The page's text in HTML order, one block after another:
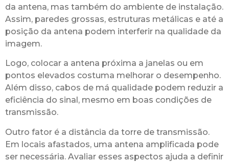
da antena, mas também do ambiente de instalação.
Assim, paredes grossas, estruturas metálicas e até a
posição da antena podem interferir na qualidade da
imagem.
Logo, colocar a antena próxima a janelas ou em
pontos elevados costuma melhorar o desempenho.
Além disso, cabos de má qualidade podem reduzir a
eficiência do sinal, mesmo em boas condições de
transmissão.
Outro fator é a distância da torre de transmissão.
Em locais afastados, uma antena amplificada pode
ser necessária. Avaliar esses aspectos ajuda a definir